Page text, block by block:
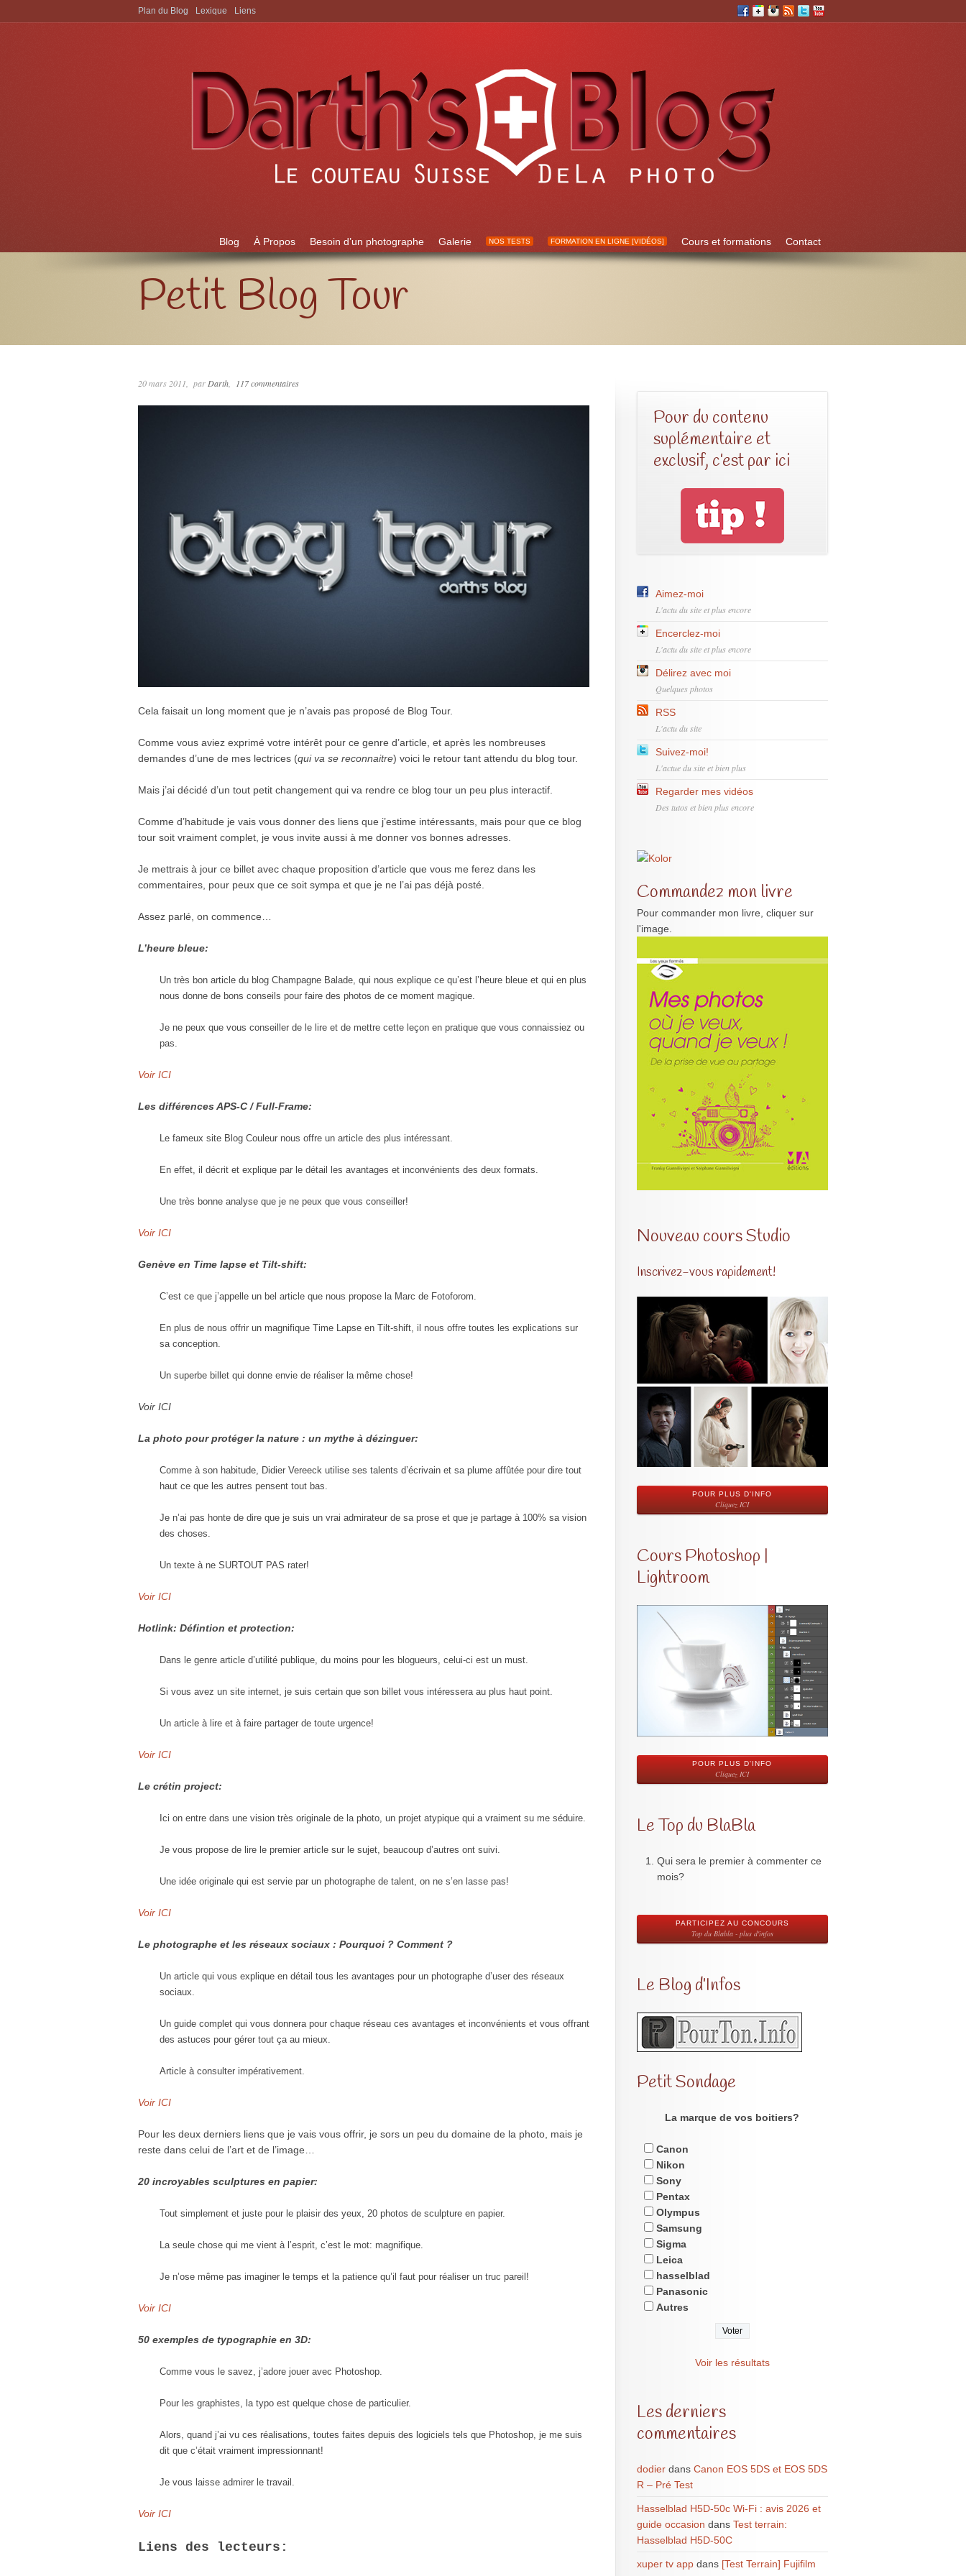
Aller à:
Blog À Propos Besoin d’un photographe Galerie NOS TESTS FORMATION EN LIGNE [VIDÉOS] Cours et formations Contact
Plan du Blog Lexique Liens
Petit Blog Tour
20 mars 2011 par Darth 117 commentaires
Cela faisait un long moment que je n’avais pas proposé de Blog Tour.
Comme vous aviez exprimé votre intérêt pour ce genre d’article, et après les nombreuses
demandes d’une de mes lectrices (qui va se reconnaitre) voici le retour tant attendu du blog tour.
Mais j’ai décidé d’un tout petit changement qui va rendre ce blog tour un peu plus interactif.
Comme d’habitude je vais vous donner des liens que j’estime intéressants, mais pour que ce blog
tour soit vraiment complet, je vous invite aussi à me donner vos bonnes adresses.
Je mettrais à jour ce billet avec chaque proposition d’article que vous me ferez dans les
commentaires, pour peux que ce soit sympa et que je ne l’ai pas déjà posté.
Assez parlé, on commence…
L’heure bleue:
Un très bon article du blog Champagne Balade, qui nous explique ce qu’est l’heure bleue et qui en plus
nous donne de bons conseils pour faire des photos de ce moment magique.
Je ne peux que vous conseiller de le lire et de mettre cette leçon en pratique que vous connaissiez ou
pas.
Voir ICI
Les différences APS-C / Full-Frame:
Le fameux site Blog Couleur nous offre un article des plus intéressant.
En effet, il décrit et explique par le détail les avantages et inconvénients des deux formats.
Une très bonne analyse que je ne peux que vous conseiller!
Voir ICI
Genève en Time lapse et Tilt-shift:
C’est ce que j’appelle un bel article que nous propose la Marc de Fotoforom.
En plus de nous offrir un magnifique Time Lapse en Tilt-shift, il nous offre toutes les explications sur
sa conception.
Un superbe billet qui donne envie de réaliser la même chose!
Voir ICI
La photo pour protéger la nature : un mythe à dézinguer:
Comme à son habitude, Didier Vereeck utilise ses talents d’écrivain et sa plume affûtée pour dire tout
haut ce que les autres pensent tout bas.
Je n’ai pas honte de dire que je suis un vrai admirateur de sa prose et que je partage à 100% sa vision
des choses.
Un texte à ne SURTOUT PAS rater!
Voir ICI
Hotlink: Défintion et protection:
Dans le genre article d’utilité publique, du moins pour les blogueurs, celui-ci est un must.
Si vous avez un site internet, je suis certain que son billet vous intéressera au plus haut point.
Un article à lire et à faire partager de toute urgence!
Voir ICI
Le crétin project:
Ici on entre dans une vision très originale de la photo, un projet atypique qui a vraiment su me séduire.
Je vous propose de lire le premier article sur le sujet, beaucoup d’autres ont suivi.
Une idée originale qui est servie par un photographe de talent, on ne s’en lasse pas!
Voir ICI
Le photographe et les réseaux sociaux : Pourquoi ? Comment ?
Un article qui vous explique en détail tous les avantages pour un photographe d’user des réseaux
sociaux.
Un guide complet qui vous donnera pour chaque réseau ces avantages et inconvénients et vous offrant
des astuces pour gérer tout ça au mieux.
Article à consulter impérativement.
Voir ICI
Pour les deux derniers liens que je vais vous offrir, je sors un peu du domaine de la photo, mais je
reste dans celui de l’art et de l’image…
20 incroyables sculptures en papier:
Tout simplement et juste pour le plaisir des yeux, 20 photos de sculpture en papier.
La seule chose qui me vient à l’esprit, c’est le mot: magnifique.
Je n’ose même pas imaginer le temps et la patience qu’il faut pour réaliser un truc pareil!
Voir ICI
50 exemples de typographie en 3D:
Comme vous le savez, j’adore jouer avec Photoshop.
Pour les graphistes, la typo est quelque chose de particulier.
Alors, quand j’ai vu ces réalisations, toutes faites depuis des logiciels tels que Photoshop, je me suis
dit que c’était vraiment impressionnant!
Je vous laisse admirer le travail.
Voir ICI
Liens des lecteurs:
Pour du contenu
suplémentaire et
exclusif, c’est par ici
Aimez-moi
L'actu du site et plus encore
Encerclez-moi
L'actu du site et plus encore
Délirez avec moi
Quelques photos
RSS
L'actu du site
Suivez-moi!
L'actue du site et bien plus
Regarder mes vidéos
Des tutos et bien plus encore
Commandez mon livre
Pour commander mon livre, cliquer sur
l'image.
Nouveau cours Studio
Inscrivez-vous rapidement!
POUR PLUS D'INFO
Cliquez ICI
Cours Photoshop |
Lightroom
POUR PLUS D'INFO
Cliquez ICI
Le Top du BlaBla
Qui sera le premier à commenter ce
mois?
PARTICIPEZ AU CONCOURS
Top du Blabla - plus d'infos
Le Blog d’Infos
Petit Sondage
La marque de vos boitiers?
Canon
Nikon
Sony
Pentax
Olympus
Samsung
Sigma
Leica
hasselblad
Panasonic
Autres
Voir les résultats
Les derniers
commentaires
dodierdans Canon EOS 5DS et EOS 5DS
R – Pré Test
Hasselblad H5D-50c Wi-Fi : avis 2026 et
guide occasion dans Test terrain:
Hasselblad H5D-50C
xuper tv appdans [Test Terrain] Fujifilm